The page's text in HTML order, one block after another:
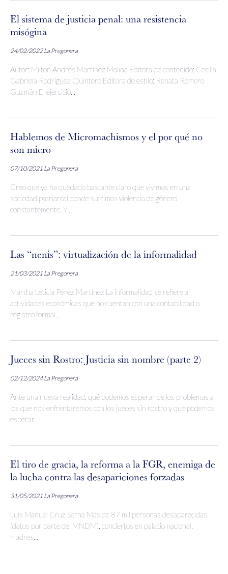
El sistema de justicia penal: una resistencia
misógina
24/02/2022 La Pregonera
Autor: Milton Andrés Martínez Molina Editora de contenido: Cecilia
Gabriela Rodríguez Quintero Editora de estilo: Renata Romero
Guzmán El ejercicio...
Hablemos de Micromachismos y el por qué no
son micro
07/10/2021 La Pregonera
Creo que ya ha quedado bastante claro que vivimos en una
sociedad patriarcal donde sufrimos violencia de género
constantemente. Y...
Las “nenis”: virtualización de la informalidad
21/03/2021 La Pregonera
Martha Leticia Pérez Martínez La informalidad se refiere a
actividades económicas que no cuentan con una contabilidad o
registro formal...
Jueces sin Rostro: Justicia sin nombre (parte 2)
02/12/2024 La Pregonera
Ante una nueva realidad, qué podemos esperar de los problemas a
los que nos enfrentaremos con los jueces sin rostro y qué podemos
esperar.
El tiro de gracia, la reforma a la FGR, enemiga de
la lucha contra las desapariciones forzadas
31/05/2021 La Pregonera
Luis Manuel Cruz Serna Más de 87 mil personas desaparecidas
(datos por parte del MNDM), conciertos en palacio nacional,
madres...